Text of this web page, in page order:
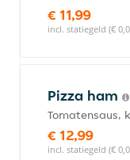
€ 11,99
incl. statiegeld (€
Pizza ham
Tomatensaus,
€ 12,99
incl. statiegeld (€